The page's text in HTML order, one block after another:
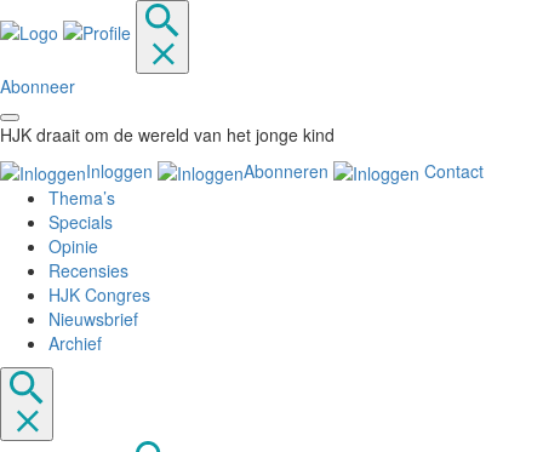
Abonneer
HJK draait om de wereld van het jonge kind
Inloggen
Abonneren
Contact
Thema’s
Specials
Opinie
Recensies
HJK Congres
Nieuwsbrief
Archief